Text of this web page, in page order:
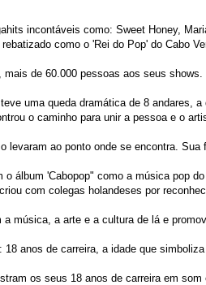
incontáveis como: Sweet Honey,
como o 'Rei do Pop' do Cabo
de 60.000 pessoas aos seus
uma queda dramática de 8 andares,
o caminho para unir a pessoa e o
ao ponto onde se encontra.
álbum 'Cabopop" como a música pop
com colegas holandeses por
música, a arte e a cultura de lá e
anos de carreira, a idade que simboliza
os seus 18 anos de carreira em som